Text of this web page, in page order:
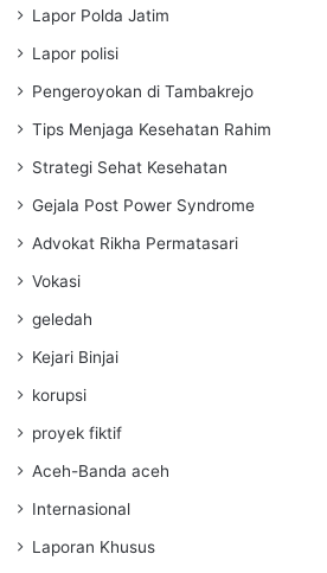
Lapor Polda Jatim
Lapor polisi
Pengeroyokan di Tambakrejo
Tips Menjaga Kesehatan Rahim
Strategi Sehat Kesehatan
Gejala Post Power Syndrome
Advokat Rikha Permatasari
Vokasi
geledah
Kejari Binjai
korupsi
proyek fiktif
Aceh-Banda aceh
Internasional
Laporan Khusus